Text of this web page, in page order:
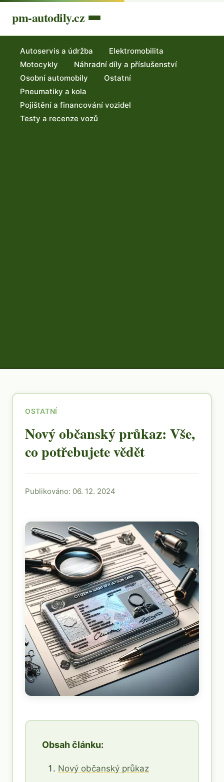
pm-autodily.cz
Autoservis a údržba
Elektromobilita
Motocykly
Náhradní díly a příslušenství
Osobní automobily
Ostatní
Pneumatiky a kola
Pojištění a financování vozidel
Testy a recenze vozů
OSTATNÍ
Nový občanský průkaz: Vše,
co potřebujete vědět
Publikováno: 06. 12. 2024
Obsah článku:
Nový občanský průkaz